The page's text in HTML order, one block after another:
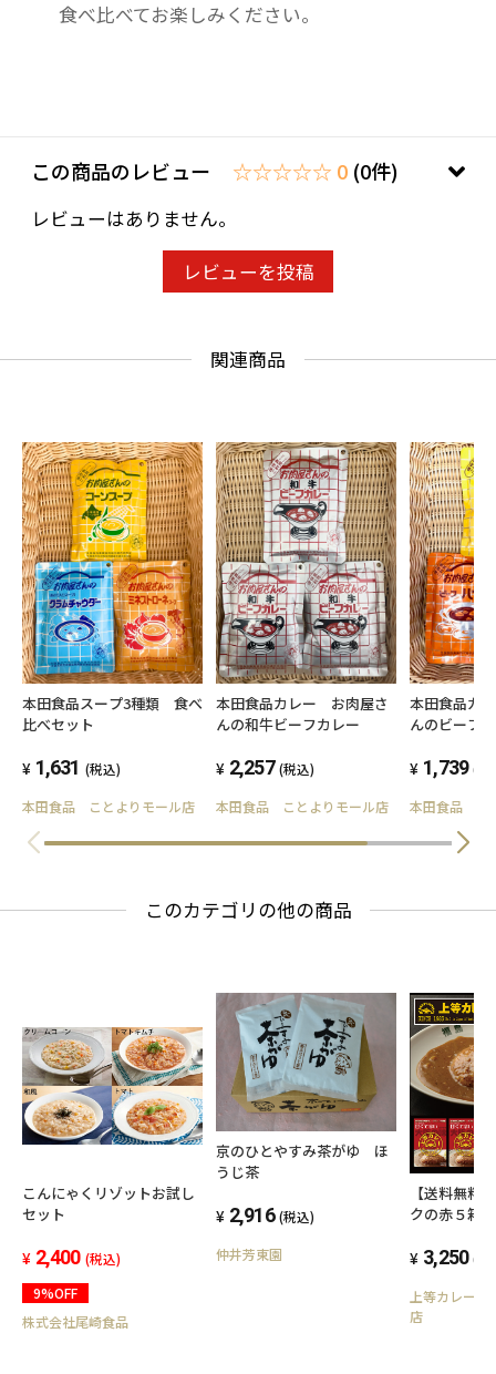
食べ比べてお楽しみください。
この商品のレビュー ☆☆☆☆☆ 0 (0件)
レビューはありません。
レビューを投稿
関連商品
本田食品スープ3種類 食べ
比べセット
1,631 (税込)
本田食品 ことよりモール店
本田食品カレー お肉屋さ
んの和牛ビーフカレー
2,257 (税込)
本田食品 ことよりモール店
本田食品カ
んのビーフ
べ比べセット
1,739 (税
本田食品 こ
このカテゴリの他の商品
こんにゃくリゾットお試し
セット
2,400 (税込)
9%OFF
株式会社尾崎食品
京のひとやすみ茶がゆ ほ
うじ茶
2,916 (税込)
仲井芳東園
【送料無料
クの赤５箱
3,250 (税
上等カレー
店